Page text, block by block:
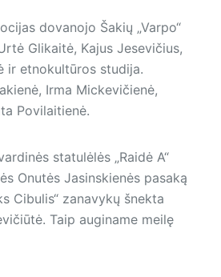
dovanojo Šakių „Varpo“
Glikaitė, Kajus Jesevičius,
ir etnokultūros studija.
Irma Mickevičienė,
Povilaitienė.
statulėlės „Raidė A“
Onutės Jasinskienės pasaką
Cibulis“ zanavykų šnekta
Taip auginame meilę